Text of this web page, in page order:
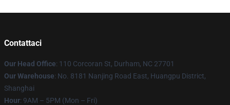
Contattaci
Our Head Office: 110 Corcoran St, Durham, NC 27701
Our Warehouse: No. 8181 Nanjing Road East, Huangpu District,
Shanghai
Hour: 9AM – 5PM (Mon – Fri)